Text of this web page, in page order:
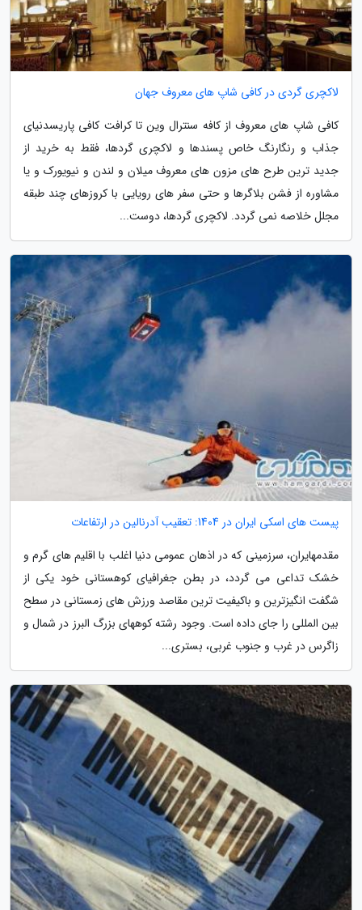
لاکچری گردی در کافی شاپ های معروف جهان
کافی شاپ های معروف از کافه سنترال وین تا کرافت کافی پاریسدنیای
جذاب و رنگارنگ خاص پسندها و لاکچری گردها، فقط به خرید از
جدید ترین طرح های مزون های معروف میلان و لندن و نیویورک و یا
مشاوره از فشن بلاگرها و حتی سفر های رویایی با کروزهای چند طبقه
مجلل خلاصه نمی گردد. لاکچری گردها، دوست...
پیست های اسکی ایران در 1404: تعقیب آدرنالین در ارتفاعات
مقدمهایران، سرزمینی که در اذهان عمومی دنیا اغلب با اقلیم های گرم و
خشک تداعی می گردد، در بطن جغرافیای کوهستانی خود یکی از
شگفت انگیزترین و باکیفیت ترین مقاصد ورزش های زمستانی در سطح
بین المللی را جای داده است. وجود رشته کوههای بزرگ البرز در شمال و
زاگرس در غرب و جنوب غربی، بستری...